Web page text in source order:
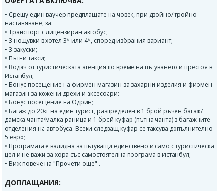
• Срещу един ваучер предплащате на човек, при двойно/ тройно
настаняване, за:
• Транспорт с лицензиран автобус;
• 3 нощувки в хотел 3* или 4*, според избрания вариант;
• 3 закуски;
• Пътни такси;
• Водач от туристическата агенция по време на пътуването и престоя в
Истанбул;
• Бонус посещение на фирмен магазин за захарни изделия и фирмен
магазин за кожени дрехи и аксесоари;
• Бонус посещение на Одрин;
• Багаж до 20кг на един турист, разпределен в 1 брой ръчен багаж/
дамска чанта/малка раница и 1 брой куфар (пътна чанта) в багажните
отделения на автобуса. Всеки следващ куфар се таксува допълнително
5 евро;
• Програмата е валидна за пътуващи единствено и само с туристическа
цел и не важи за хора със самостоятелна програма в Истанбул;
• Виж повече на "Прочети още" .
ДОПЛАЩАНИЯ: